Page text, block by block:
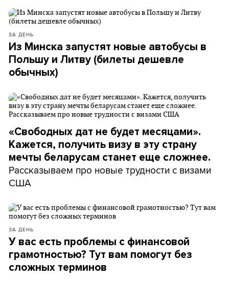
ЗА ДЕНЬ
Из Минска запустят новые автобусы в
Польшу и Литву (билеты дешевле
обычных)
«Свободных дат не будет месяцами».
Кажется, получить визу в эту страну
мечты беларусам станет еще сложнее.
Рассказываем про новые трудности с визами
США
ЗА ДЕНЬ
У вас есть проблемы с финансовой
грамотностью? Тут вам помогут без
сложных терминов